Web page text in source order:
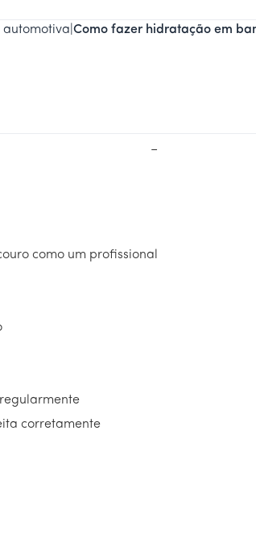
automotiva |Como fazer hidratação em
−
como um profissional
corretamente